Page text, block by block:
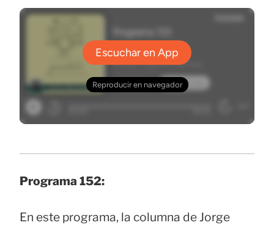
Programa 152:
En este programa, la columna de Jorge